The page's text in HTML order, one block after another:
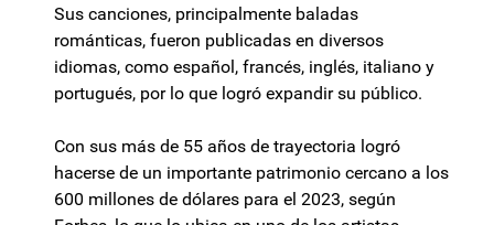
Sus canciones, principalmente baladas
románticas, fueron publicadas en diversos
idiomas, como español, francés, inglés, italiano y
portugués, por lo que logró expandir su público.
Con sus más de 55 años de trayectoria logró
hacerse de un importante patrimonio cercano a los
600 millones de dólares para el 2023, según